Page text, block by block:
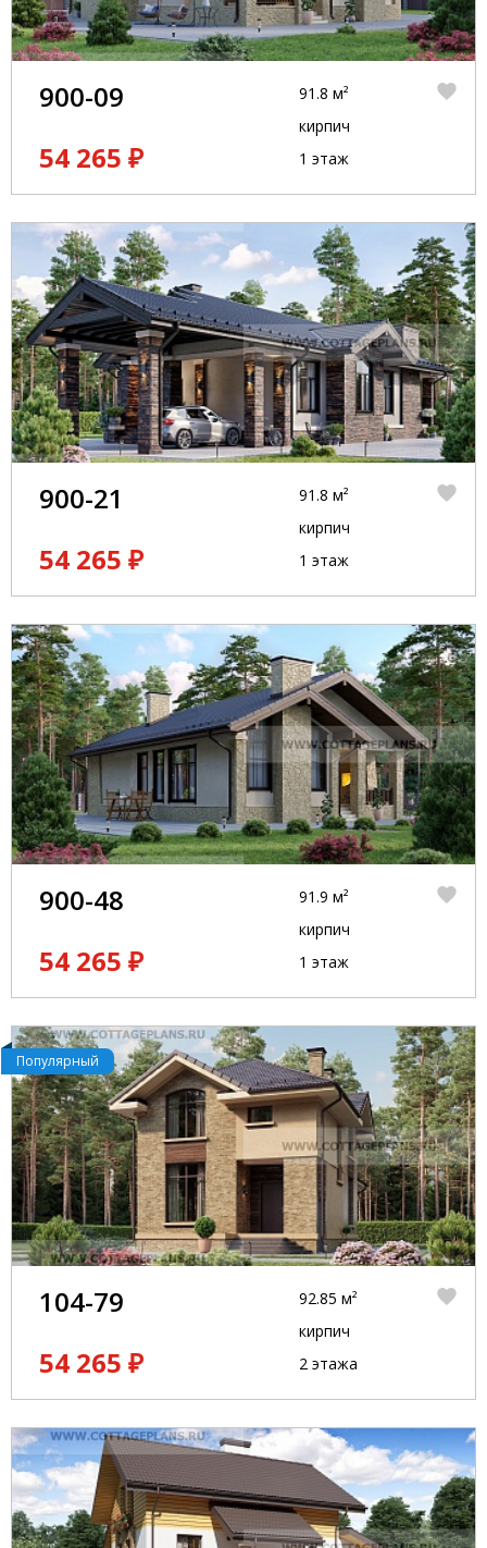
900-09
54 265 ₽
91.8 м²
кирпич
1 этаж
900-21
54 265 ₽
91.8 м²
кирпич
1 этаж
900-48
54 265 ₽
91.9 м²
кирпич
1 этаж
Популярный
104-79
54 265 ₽
92.85 м²
кирпич
2 этажа